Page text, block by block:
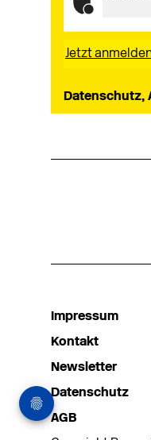
Datenschutz,
Impressum
Kontakt
Newsletter
Datenschutz
AGB